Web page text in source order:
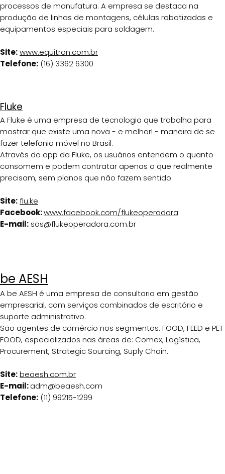
processos de manufatura. A empresa se destaca na
produção de linhas de montagens, células robotizadas e
equipamentos especiais para soldagem.
Site:www.equitron.com.br
Telefone: (16) 3362 6300
Fluke
A Fluke é uma empresa de tecnologia que trabalha para
mostrar que existe uma nova - e melhor! - maneira de se
fazer telefonia móvel no Brasil.
Através do app da Fluke, os usuários entendem o quanto
consomem e podem contratar apenas o que realmente
precisam, sem planos que não fazem sentido.
Site:flu.ke
Facebook:www.facebook.com/flukeoperadora
E-mail: sos@flukeoperadora.com.br
be AESH
A be AESH é uma empresa de consultoria em gestão
empresarial, com serviços combinados de escritório e
suporte administrativo.
São agentes de comércio nos segmentos: FOOD, FEED e PET
FOOD, especializados nas áreas de: Comex, Logística,
Procurement, Strategic Sourcing, Suply Chain.
Site:beaesh.com.br
E-mail:adm@beaesh.com
Telefone: (11) 99215-1299